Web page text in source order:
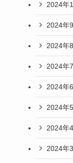
2024年
2024年
2024年
2024年
2024年
2024年
2024年
2024年